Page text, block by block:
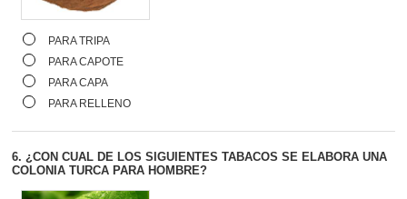
PARA TRIPA
PARA CAPOTE
PARA CAPA
PARA RELLENO
6.¿CON CUAL DE LOS SIGUIENTES TABACOS SE ELABORA UNA
COLONIA TURCA PARA HOMBRE?